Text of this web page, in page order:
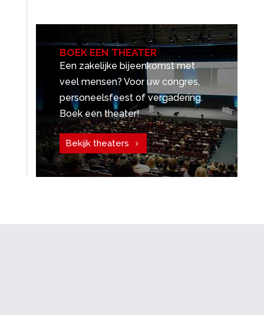
BOEK EEN THEATER
Een zakelijke bijeenkomst met
veel mensen? Voor uw congres,
personeelsfeest of vergadering.
Boek een theater!
Bekijk theaters